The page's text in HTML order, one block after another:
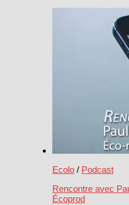
Ecolo / Podcast
Rencontre avec
Écoprod